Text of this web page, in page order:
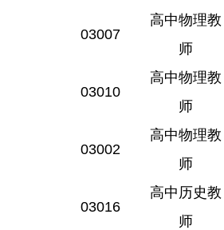
03007
高中物理教
师
03010
高中物理教
师
03002
高中物理教
师
03016
高中历史教
师